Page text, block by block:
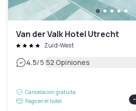
Van der Valk Hotel Utrecht
Zuid-West
4.5/5|52 Opiniones
Cancelación gratuita
Pago en el hotel
-